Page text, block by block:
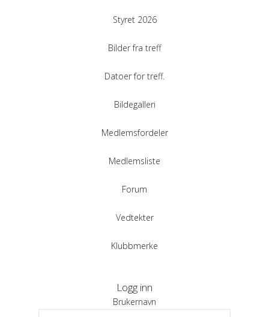
Styret 2026
Bilder fra treff
Datoer for treff.
Bildegalleri
Medlemsfordeler
Medlemsliste
Forum
Vedtekter
Klubbmerke
Logg inn
Brukernavn